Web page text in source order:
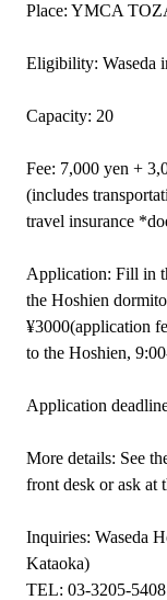
Place: YMCA
Eligibility: Waseda
Capacity: 20
Fee: 7,000 yen +
(includes
travel insurance
Application: Fill in
the Hoshien
¥3000(application
to the Hoshien,
Application
More details: See
front desk or ask at
Inquiries: Waseda
Kataoka)
TEL: 03-3205-5408